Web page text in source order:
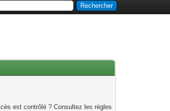
est contrôlé ? Consultez les règles